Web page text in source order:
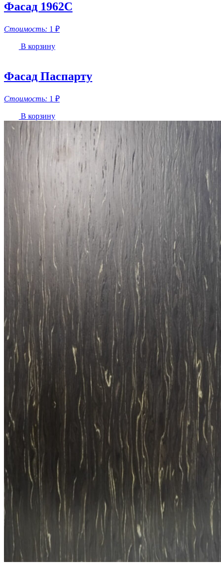
Фасад 1962С
Стоимость: 1 ₽
В корзину
Фасад Паспарту
Стоимость: 1 ₽
В корзину